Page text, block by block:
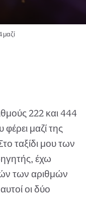
μαζί
222 και 444
φέρει μαζί της
ταξίδι μου των
έχω
των αριθμών
οι δύο